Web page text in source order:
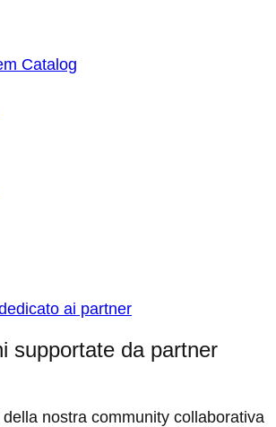
Catalog
ai partner
supportate da partner
nostra community collaborativa